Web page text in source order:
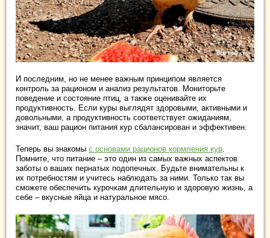
И последним, но не менее важным принципом является
контроль за рационом и анализ результатов. Мониторьте
поведение и состояние птиц, а также оценивайте их
продуктивность. Если куры выглядят здоровыми, активными и
довольными, а продуктивность соответствует ожиданиям,
значит, ваш рацион питания кур сбалансирован и эффективен.
Теперь вы знакомы с основами рационов кормления кур
Помните, что питание – это один из самых важных аспектов
заботы о ваших пернатых подопечных. Будьте внимательны к
их потребностям и учитесь наблюдать за ними. Только так вы
сможете обеспечить курочкам длительную и здоровую жизнь, а
себе – вкусные яйца и натуральное мясо.